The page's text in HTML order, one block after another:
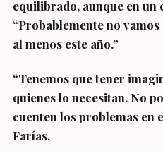
equilibrado, aunque en un
“Probablemente no
al menos este año.”
“Tenemos que tener
quienes lo necesitan. No
cuenten los problemas en
Farías,